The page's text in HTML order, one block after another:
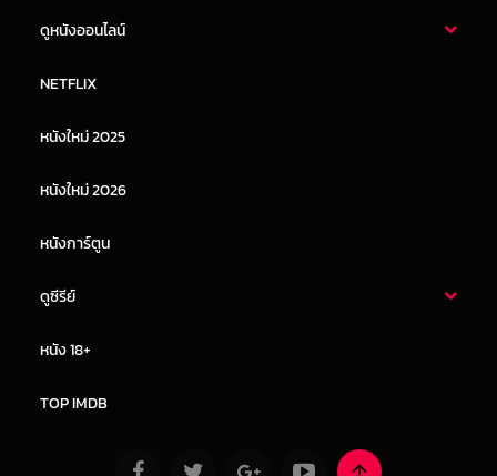
ดูหนังออนไลน์
หนังจีน
NETFLIX
หนังใหม่ 2025
หนังใหม่ 2026
หนังการ์ตูน
ดูซีรีย์
หนัง 18+
TOP IMDB